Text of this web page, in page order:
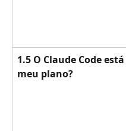
1.5 O Claude Code
meu plano?